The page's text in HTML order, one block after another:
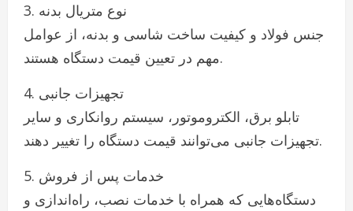
3. نوع متریال بدنه
جنس فولاد و کیفیت ساخت شاسی و بدنه، از عوامل
مهم در تعیین قیمت دستگاه هستند.
4. تجهیزات جانبی
تابلو برق، الکتروموتور، سیستم روانکاری و سایر
تجهیزات جانبی می‌توانند قیمت دستگاه را تغییر دهند.
5. خدمات پس از فروش
دستگاه‌هایی که همراه با خدمات نصب، راه‌اندازی و